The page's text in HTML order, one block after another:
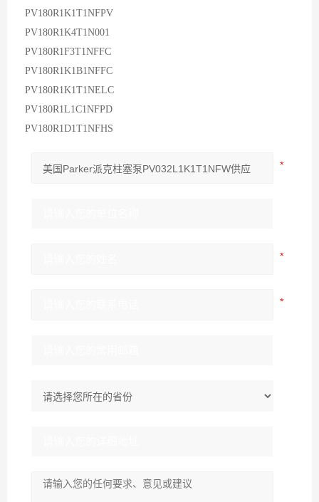
PV180R1K1T1NFPV
PV180R1K4T1N001
PV180R1F3T1NFFC
PV180R1K1B1NFFC
PV180R1K1T1NELC
PV180R1L1C1NFPD
PV180R1D1T1NFHS